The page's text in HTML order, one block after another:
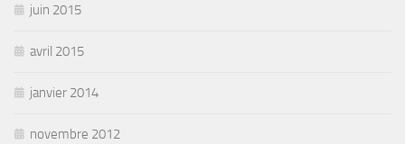
juin 2015
avril 2015
janvier 2014
novembre 2012